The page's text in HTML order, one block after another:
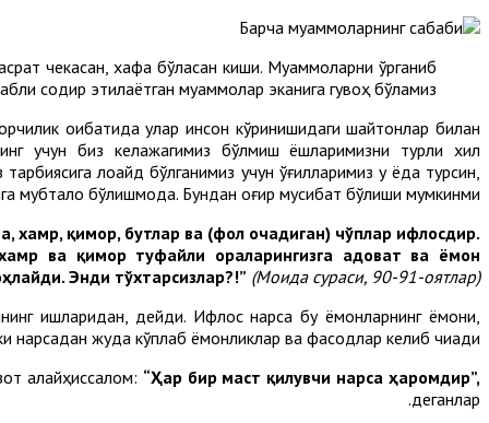
чекасан, хафа бўласан киши. Муаммоларни ўрганиб
содир этилаётган муаммолар эканига гувоҳ бўламиз.
оқибатида улар инсон кўринишидаги шайтонлар билан
учун биз келажагимиз бўлмиш ёшларимизни турли хил
лоқайд бўлганимиз учун ўғилларимиз у ёқда турсин,
мубтало бўлишмоқда. Бундан оғир мусибат бўлиши мумкинми?!
хамр, қимор, бутлар ва (фол очадиган) чўплар ифлосдир.
ва қимор туфайли ораларингизга адоват ва ёмон
Энди тўхтарсизлар?!” (Моида сураси, 90-91-оятлар).
ишларидан, дейди. Ифлос нарса бу ёмонларнинг ёмони,
нарсадан жуда кўплаб ёмонликлар ва фасодлар келиб чиқади.
алайҳиссалом: “Ҳар бир маст қилувчи нарса ҳаромдир”,
деганлар.